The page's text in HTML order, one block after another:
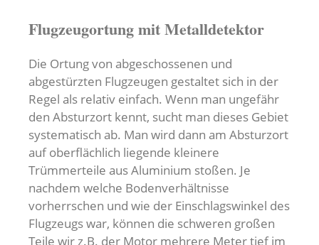
Flugzeugortung mit Metalldetektor
Die Ortung von abgeschossenen und
abgestürzten Flugzeugen gestaltet sich in der
Regel als relativ einfach. Wenn man ungefähr
den Absturzort kennt, sucht man dieses Gebiet
systematisch ab. Man wird dann am Absturzort
auf oberflächlich liegende kleinere
Trümmerteile aus Aluminium stoßen. Je
nachdem welche Bodenverhältnisse
vorherrschen und wie der Einschlagswinkel des
Flugzeugs war, können die schweren großen
Teile wir z.B. der Motor mehrere Meter tief im